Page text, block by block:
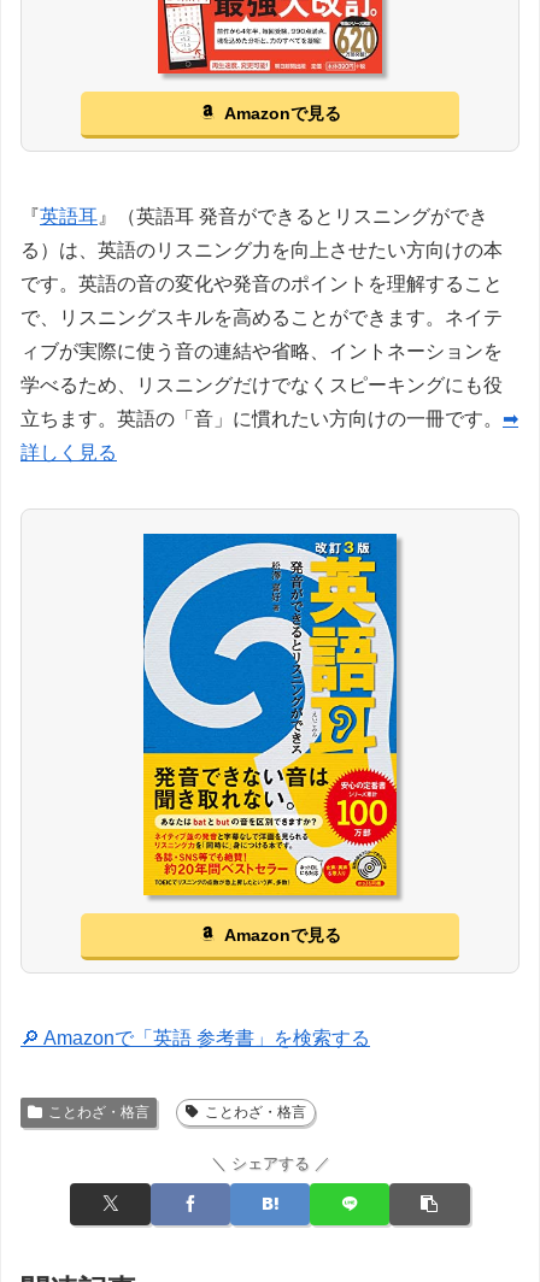
Amazonで見る
『英語耳 』（英語耳 発音ができるとリスニングができ
る）は、英語のリスニング力を向上させたい方向けの本
です。英語の音の変化や発音のポイントを理解すること
で、リスニングスキルを高めることができます。ネイテ
ィブが実際に使う音の連結や省略、イントネーションを
学べるため、リスニングだけでなくスピーキングにも役
立ちます。英語の「音」に慣れたい方向けの一冊です。 ➡
詳しく見る
Amazonで見る
🔎 Amazonで「英語 参考書」を検索する
ことわざ・格言 ことわざ・格言
＼ シェアする ／